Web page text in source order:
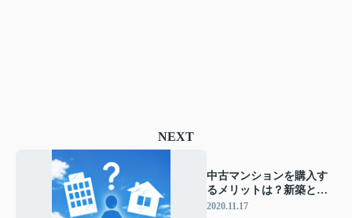
NEXT
中古マンションを購入す
るメリットは？新築との
比較・注意点を解説
2020.11.17